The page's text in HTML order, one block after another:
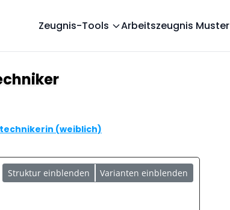
Zeugnis-Tools Arbeitszeugnis Muster
(weiblich)
Struktur einblenden Varianten einblenden